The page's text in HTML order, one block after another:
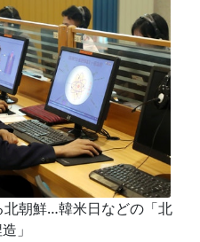
朝鮮…韓米日などの「北
」